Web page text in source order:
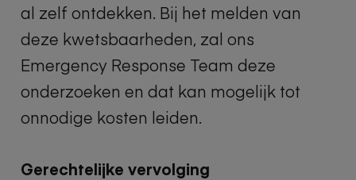
al zelf ontdekken. Bij het melden van
deze kwetsbaarheden, zal ons
Emergency Response Team deze
onderzoeken en dat kan mogelijk tot
onnodige kosten leiden.
Gerechtelijke vervolging